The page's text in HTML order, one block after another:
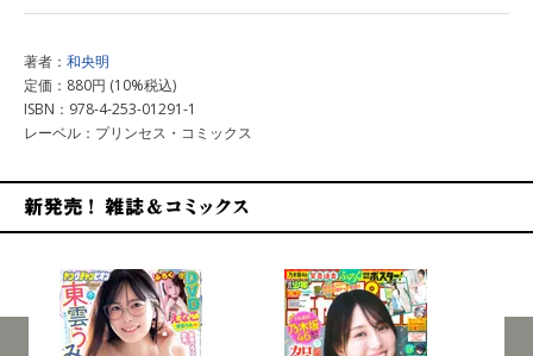
著者： 和央明
定価：880円 (10%税込)
ISBN：978-4-253-01291-1
レーベル：プリンセス・コミックス